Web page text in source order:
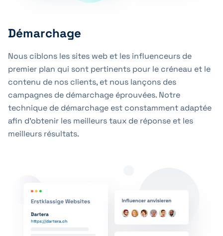
Démarchage
Nous ciblons les sites web et les influenceurs de
premier plan qui sont pertinents pour le créneau et le
contenu de nos clients, et nous lançons des
campagnes de démarchage éprouvées. Notre
technique de démarchage est constamment adaptée
afin d’obtenir les meilleurs taux de réponse et les
meilleurs résultats.